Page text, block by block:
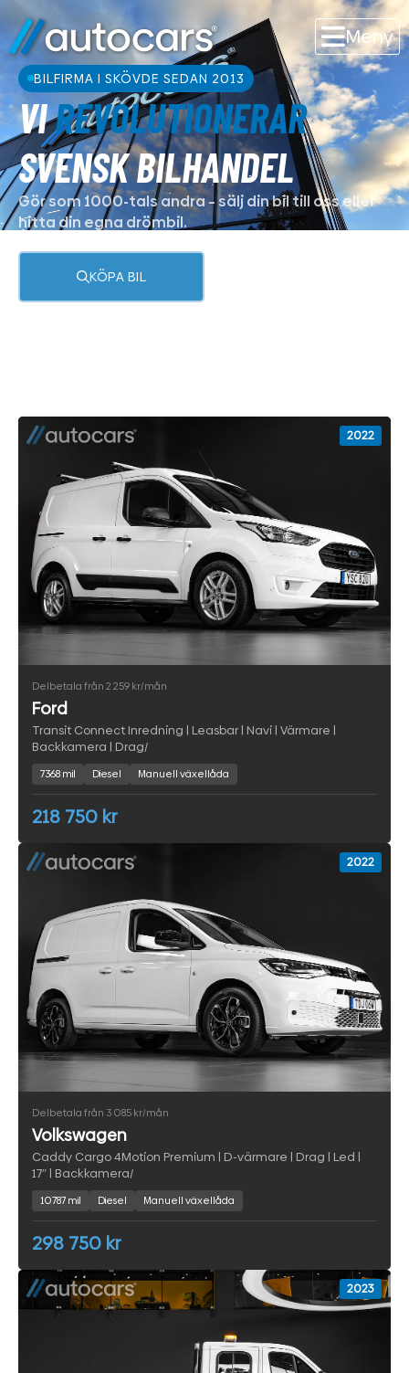
Meny
BILFIRMA I SKÖVDE SEDAN 2013
VIREVOLUTIONERAR
SVENSK BILHANDEL
Gör som 1000-tals andra – sälj din bil till oss eller
hitta din egna drömbil.
KÖPA BIL
2022
Delbetala från 2 259 kr/mån
Ford
Transit Connect Inredning | Leasbar | Navi | Värmare |
Backkamera | Drag/
7368 mil Diesel Manuell växellåda
218 750 kr
2022
Delbetala från 3 085 kr/mån
Volkswagen
Caddy Cargo 4Motion Premium | D-värmare | Drag | Led |
17″ | Backkamera/
10787 mil Diesel Manuell växellåda
298 750 kr
2023